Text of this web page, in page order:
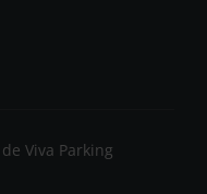
Viva Parking